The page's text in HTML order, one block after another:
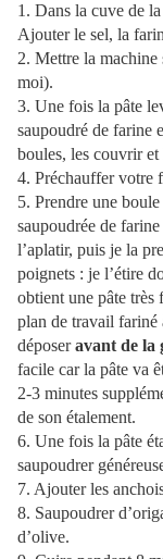
1. Dans la cuve de
Ajouter le sel, la
2. Mettre la machine
moi).
3. Une fois la pâte
saupoudré de farine
boules, les couvrir et
4. Préchauffer votre
5. Prendre une
saupoudrée de
l’aplatir, puis je la
poignets : je l’étire
obtient une pâte très
plan de travail fariné
déposeravant de la
facile car la pâte va
2-3 minutes
de son étalement.
6. Une fois la pâte
saupoudrer
7. Ajouter les
8. Saupoudrer
d’olive.